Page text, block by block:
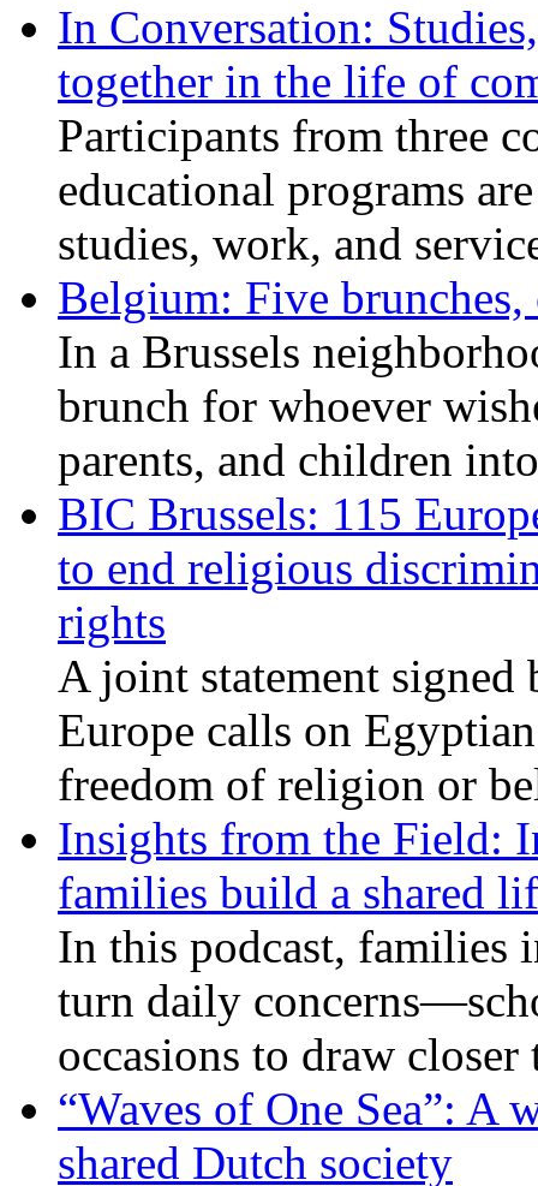
In Conversation:
together in the life of
Participants from three
educational programs
studies, work, and
Belgium: Five
In a Brussels
brunch for whoever
parents, and children
BIC Brussels: 115
to end religious
rights
A joint statement signed
Europe calls on
freedom of religion or
Insights from the Field:
families build a shared
In this podcast, families
turn daily
occasions to draw
“Waves of One Sea”:
shared Dutch society